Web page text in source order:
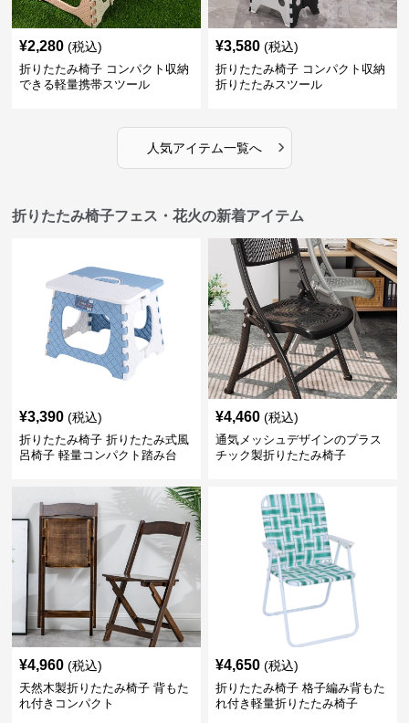
¥2,280 (税込)
折りたたみ椅子 コンパクト収納
できる軽量携帯スツール
¥3,580 (税込)
折りたたみ椅子 コンパクト収納
折りたたみスツール
人気アイテム一覧へ ›
折りたたみ椅子フェス・花火の新着アイテム
¥3,390 (税込)
折りたたみ椅子 折りたたみ式風
呂椅子 軽量コンパクト踏み台
¥4,460 (税込)
通気メッシュデザインのプラス
チック製折りたたみ椅子
¥4,960 (税込)
天然木製折りたたみ椅子 背もた
れ付きコンパクト
¥4,650 (税込)
折りたたみ椅子 格子編み背もた
れ付き軽量折りたたみ椅子